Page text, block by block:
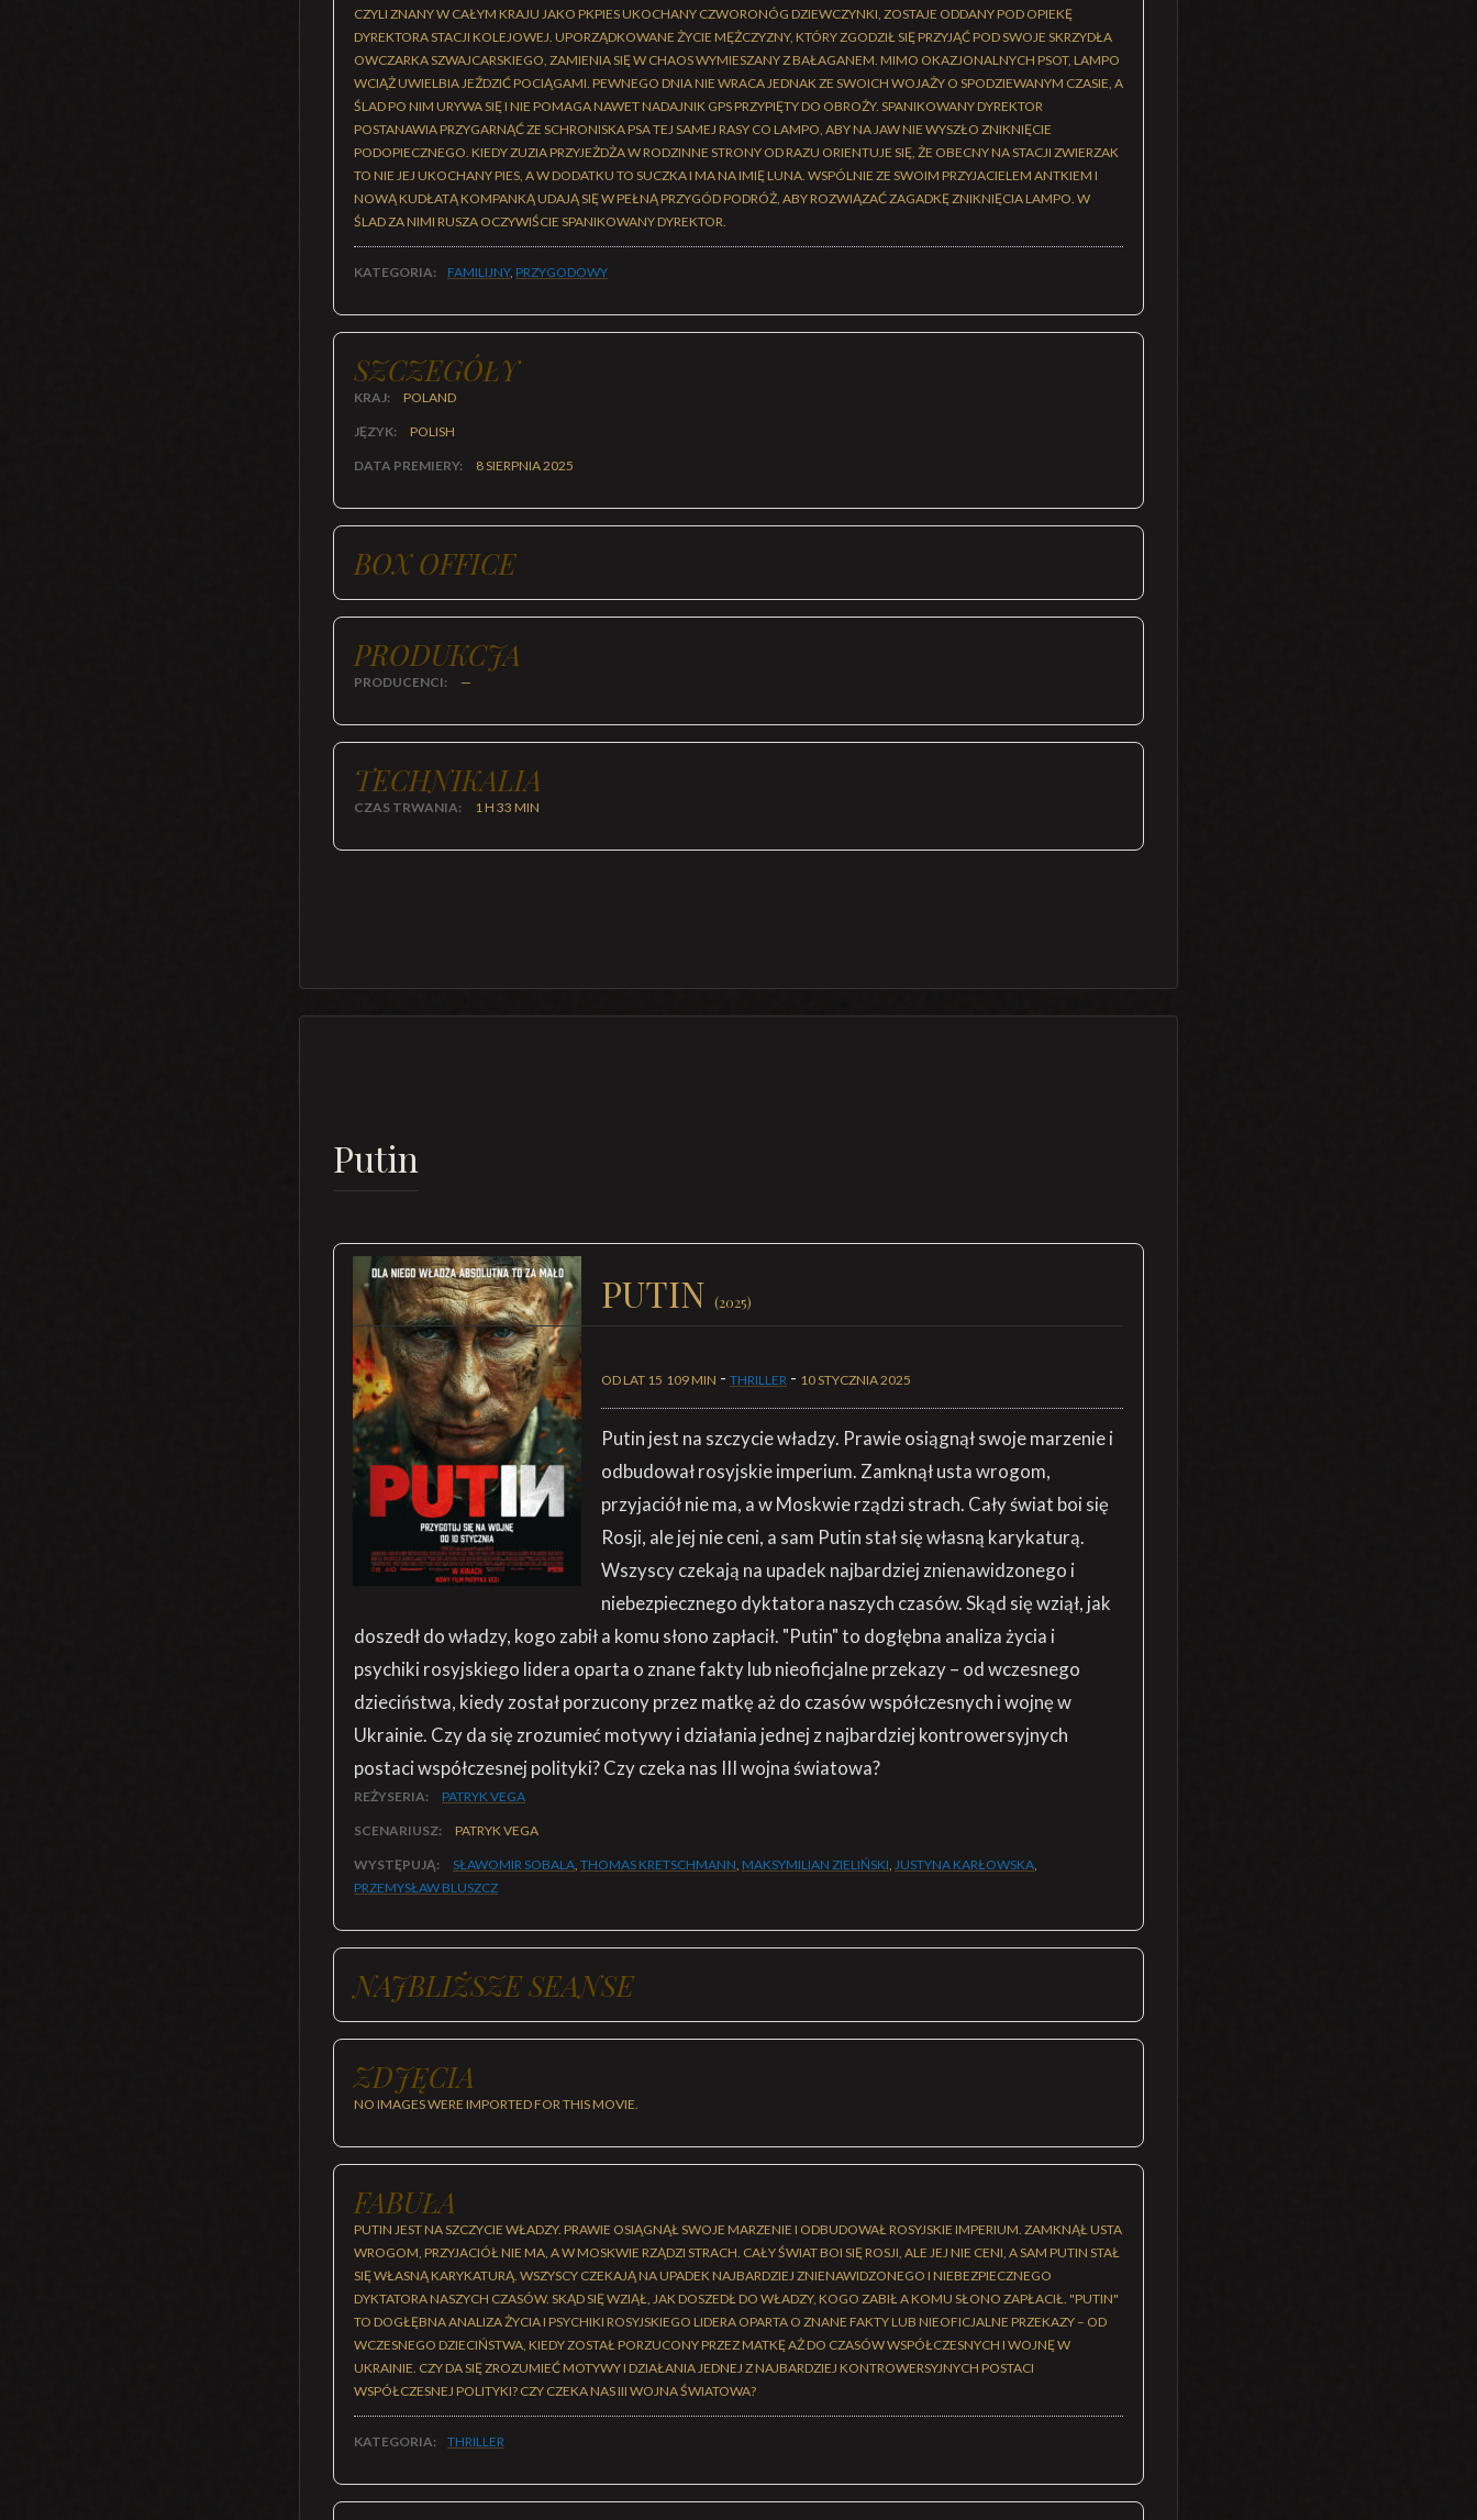
CZYLI ZNANY W CAŁYM KRAJU JAKO PKPIES UKOCHANY CZWORONÓG DZIEWCZYNKI, ZOSTAJE ODDANY POD OPIEKĘ
DYREKTORA STACJI KOLEJOWEJ. UPORZĄDKOWANE ŻYCIE MĘŻCZYZNY, KTÓRY ZGODZIŁ SIĘ PRZYJĄĆ POD SWOJE SKRZYDŁA
OWCZARKA SZWAJCARSKIEGO, ZAMIENIA SIĘ W CHAOS WYMIESZANY Z BAŁAGANEM. MIMO OKAZJONALNYCH PSOT, LAMPO
WCIĄŻ UWIELBIA JEŹDZIĆ POCIĄGAMI. PEWNEGO DNIA NIE WRACA JEDNAK ZE SWOICH WOJAŻY O SPODZIEWANYM CZASIE, A
ŚLAD PO NIM URYWA SIĘ I NIE POMAGA NAWET NADAJNIK GPS PRZYPIĘTY DO OBROŻY. SPANIKOWANY DYREKTOR
POSTANAWIA PRZYGARNĄĆ ZE SCHRONISKA PSA TEJ SAMEJ RASY CO LAMPO, ABY NA JAW NIE WYSZŁO ZNIKNIĘCIE
PODOPIECZNEGO. KIEDY ZUZIA PRZYJEŻDŻA W RODZINNE STRONY OD RAZU ORIENTUJE SIĘ, ŻE OBECNY NA STACJI ZWIERZAK
TO NIE JEJ UKOCHANY PIES, A W DODATKU TO SUCZKA I MA NA IMIĘ LUNA. WSPÓLNIE ZE SWOIM PRZYJACIELEM ANTKIEM I
NOWĄ KUDŁATĄ KOMPANKĄ UDAJĄ SIĘ W PEŁNĄ PRZYGÓD PODRÓŻ, ABY ROZWIĄZAĆ ZAGADKĘ ZNIKNIĘCIA LAMPO. W
ŚLAD ZA NIMI RUSZA OCZYWIŚCIE SPANIKOWANY DYREKTOR.
KATEGORIA: FAMILIJNY, PRZYGODOWY
SZCZEGÓŁY
KRAJ: POLAND
JĘZYK: POLISH
DATA PREMIERY: 8 SIERPNIA 2025
BOX OFFICE
PRODUKCJA
PRODUCENCI: —
TECHNIKALIA
CZAS TRWANIA: 1 H 33 MIN
Putin
PUTIN (2025)
OD LAT 15 109 MIN - THRILLER - 10 STYCZNIA 2025
Putin jest na szczycie władzy. Prawie osiągnął swoje marzenie i
odbudował rosyjskie imperium. Zamknął usta wrogom,
przyjaciół nie ma, a w Moskwie rządzi strach. Cały świat boi się
Rosji, ale jej nie ceni, a sam Putin stał się własną karykaturą.
Wszyscy czekają na upadek najbardziej znienawidzonego i
niebezpiecznego dyktatora naszych czasów. Skąd się wziął, jak
doszedł do władzy, kogo zabił a komu słono zapłacił. "Putin" to dogłębna analiza życia i
psychiki rosyjskiego lidera oparta o znane fakty lub nieoficjalne przekazy – od wczesnego
dzieciństwa, kiedy został porzucony przez matkę aż do czasów współczesnych i wojnę w
Ukrainie. Czy da się zrozumieć motywy i działania jednej z najbardziej kontrowersyjnych
postaci współczesnej polityki? Czy czeka nas III wojna światowa?
REŻYSERIA: PATRYK VEGA
SCENARIUSZ: PATRYK VEGA
WYSTĘPUJĄ: SŁAWOMIR SOBALA, THOMAS KRETSCHMANN, MAKSYMILIAN ZIELIŃSKI, JUSTYNA KARŁOWSKA,
PRZEMYSŁAW BLUSZCZ
NAJBLIŻSZE SEANSE
ZDJĘCIA
NO IMAGES WERE IMPORTED FOR THIS MOVIE.
FABUŁA
PUTIN JEST NA SZCZYCIE WŁADZY. PRAWIE OSIĄGNĄŁ SWOJE MARZENIE I ODBUDOWAŁ ROSYJSKIE IMPERIUM. ZAMKNĄŁ USTA
WROGOM, PRZYJACIÓŁ NIE MA, A W MOSKWIE RZĄDZI STRACH. CAŁY ŚWIAT BOI SIĘ ROSJI, ALE JEJ NIE CENI, A SAM PUTIN STAŁ
SIĘ WŁASNĄ KARYKATURĄ. WSZYSCY CZEKAJĄ NA UPADEK NAJBARDZIEJ ZNIENAWIDZONEGO I NIEBEZPIECZNEGO
DYKTATORA NASZYCH CZASÓW. SKĄD SIĘ WZIĄŁ, JAK DOSZEDŁ DO WŁADZY, KOGO ZABIŁ A KOMU SŁONO ZAPŁACIŁ. "PUTIN"
TO DOGŁĘBNA ANALIZA ŻYCIA I PSYCHIKI ROSYJSKIEGO LIDERA OPARTA O ZNANE FAKTY LUB NIEOFICJALNE PRZEKAZY – OD
WCZESNEGO DZIECIŃSTWA, KIEDY ZOSTAŁ PORZUCONY PRZEZ MATKĘ AŻ DO CZASÓW WSPÓŁCZESNYCH I WOJNĘ W
UKRAINIE. CZY DA SIĘ ZROZUMIEĆ MOTYWY I DZIAŁANIA JEDNEJ Z NAJBARDZIEJ KONTROWERSYJNYCH POSTACI
WSPÓŁCZESNEJ POLITYKI? CZY CZEKA NAS III WOJNA ŚWIATOWA?
KATEGORIA: THRILLER